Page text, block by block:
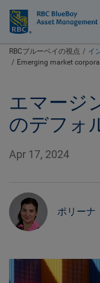
BlueBay
RBCブルーベイの視点
イ
Emerging market
エマージ
のデフォ
Apr 17, 2024
ポリーナ